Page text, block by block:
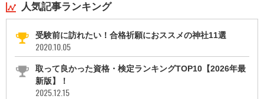
人気記事ランキング
受験前に訪れたい！合格祈願におススメの神社11選
2020.10.05
取って良かった資格・検定ランキングTOP10【2026年最
新版】！
2025.12.15